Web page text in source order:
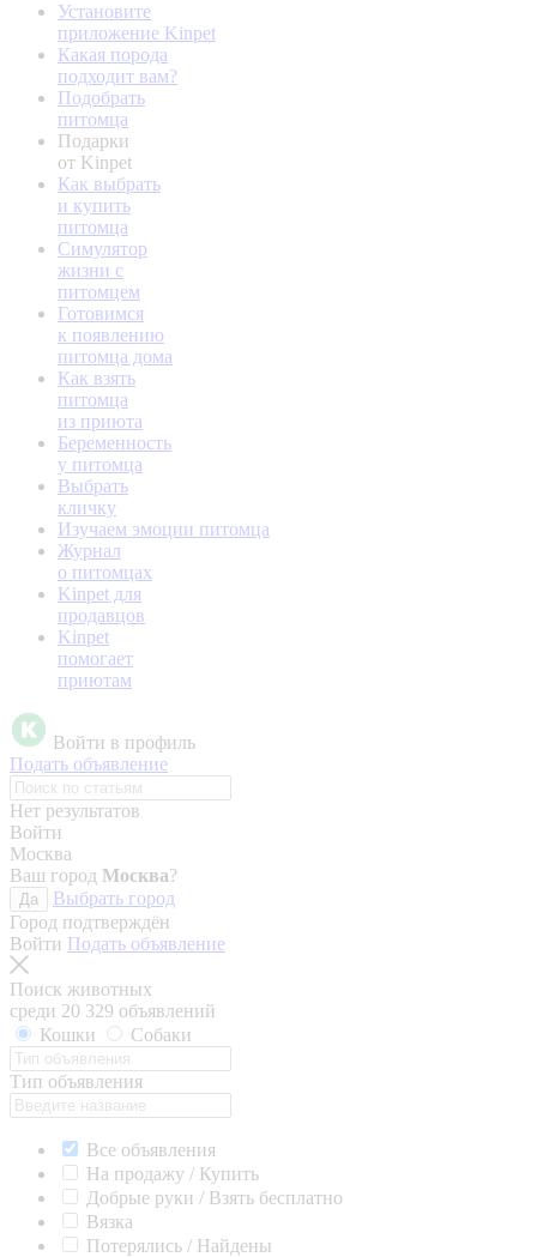
Установите
приложение Kinpet
Какая порода
подходит вам?
Подобрать
питомца
Подарки
от Kinpet
Как выбрать
и купить
питомца
Симулятор
жизни с
питомцем
Готовимся
к появлению
питомца дома
Как взять
питомца
из приюта
Беременность
у питомца
Выбрать
кличку
Изучаем эмоции питомца
Журнал
о питомцах
Kinpet для
продавцов
Kinpet
помогает
приютам
Войти в профиль
Подать объявление
Нет результатов
Войти
Москва
Ваш город Москва?
Да
Выбрать город
Город подтверждён
Войти Подать объявление
Поиск животных
среди 20 329 объявлений
Кошки
Собаки
Тип объявления
Все объявления
На продажу / Купить
Добрые руки / Взять бесплатно
Вязка
Потерялись / Найдены